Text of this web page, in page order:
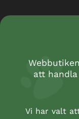
att
Vi har valt